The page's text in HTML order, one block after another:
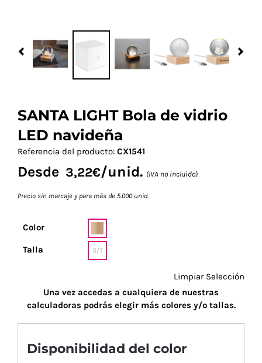
Previous
SANTA LIGHT Bola de vidrio
LED navideña
Referencia del producto: CX1541
Desde 3,22€/unid. (IVA no incluido)
Precio sin marcaje y para más de 5.000 unid.
Color
Talla S/T
Limpiar Selección
Una vez accedas a cualquiera de nuestras
calculadoras podrás elegir más colores y/o tallas.
Disponibilidad del color